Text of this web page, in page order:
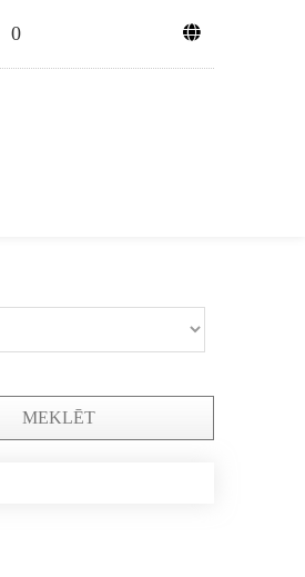
0
MEKLĒT